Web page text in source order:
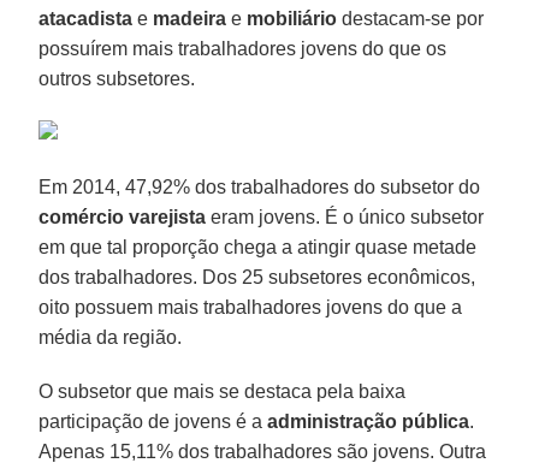
atacadista e madeira e mobiliário destacam-se por
possuírem mais trabalhadores jovens do que os
outros subsetores.
Em 2014, 47,92% dos trabalhadores do subsetor do
comércio varejista eram jovens. É o único subsetor
em que tal proporção chega a atingir quase metade
dos trabalhadores. Dos 25 subsetores econômicos,
oito possuem mais trabalhadores jovens do que a
média da região.
O subsetor que mais se destaca pela baixa
participação de jovens é aadministração pública.
Apenas 15,11% dos trabalhadores são jovens. Outra